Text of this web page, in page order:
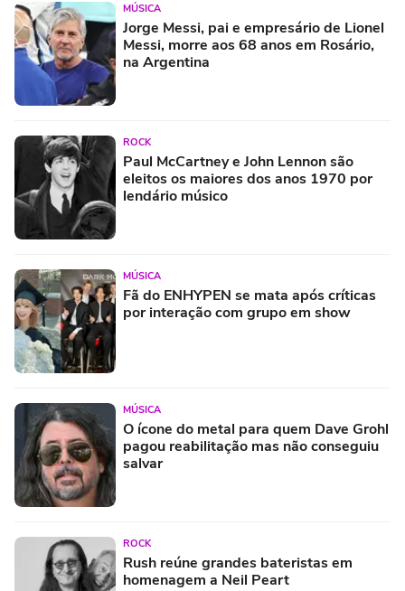
MÚSICA
Jorge Messi, pai e empresário de Lionel
Messi, morre aos 68 anos em Rosário,
na Argentina
ROCK
Paul McCartney e John Lennon são
eleitos os maiores dos anos 1970 por
lendário músico
MÚSICA
Fã do ENHYPEN se mata após críticas
por interação com grupo em show
MÚSICA
O ícone do metal para quem Dave Grohl
pagou reabilitação mas não conseguiu
salvar
ROCK
Rush reúne grandes bateristas em
homenagem a Neil Peart